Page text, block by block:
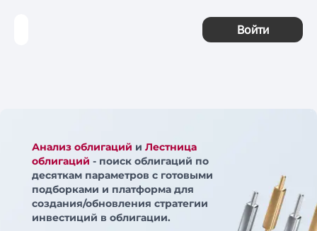
Войти
Анализ облигаций и Лестница
облигаций - поиск облигаций по
десяткам параметров с готовыми
подборками и платформа для
создания/обновления стратегии
инвестиций в облигации.